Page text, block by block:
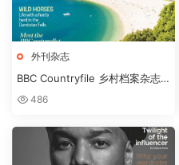
外刊杂志
BBC Countryfile 乡村档案杂志
MARCH2018
486